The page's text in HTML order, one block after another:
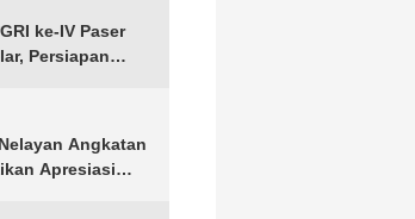
ke-IV Paser
Persiapan
Angkatan
Apresiasi